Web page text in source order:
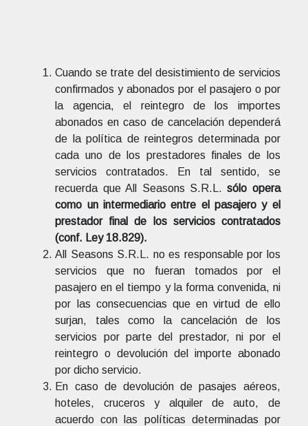
Cuando se trate del desistimiento de servicios
confirmados y abonados por el pasajero o por
la agencia, el reintegro de los importes
abonados en caso de cancelación dependerá
de la política de reintegros determinada por
cada uno de los prestadores finales de los
servicios contratados. En tal sentido, se
recuerda que All Seasons S.R.L.sólo opera
como un intermediario entre el pasajero y el
prestador final de los servicios contratados
(conf. Ley 18.829).
All Seasons S.R.L. no es responsable por los
servicios que no fueran tomados por el
pasajero en el tiempo y la forma convenida, ni
por las consecuencias que en virtud de ello
surjan, tales como la cancelación de los
servicios por parte del prestador, ni por el
reintegro o devolución del importe abonado
por dicho servicio.
En caso de devolución de pasajes aéreos,
hoteles, cruceros y alquiler de auto, de
acuerdo con las políticas determinadas por